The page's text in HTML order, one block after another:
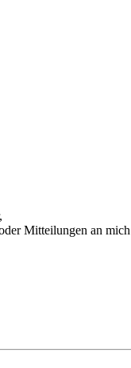
Mitteilungen an